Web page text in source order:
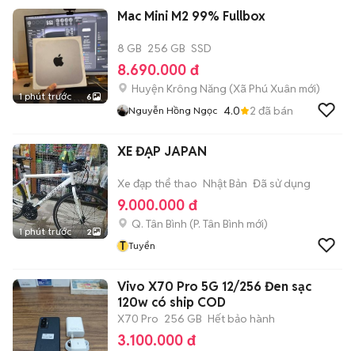
1 phút trước 6
Mac Mini M2 99% Fullbox
8 GB 256 GB SSD
8.690.000 đ
Huyện Krông Năng (Xã Phú Xuân mới)
Nguyễn Hồng Ngọc 4.0 2 đã bán
1 phút trước 2
XE ĐẠP JAPAN
Xe đạp thể thao Nhật Bản Đã sử dụng
9.000.000 đ
Q. Tân Bình (P. Tân Bình mới)
T Tuyển
Vivo X70 Pro 5G 12/256 Đen sạc
120w có ship COD
X70 Pro 256 GB Hết bảo hành
3.100.000 đ